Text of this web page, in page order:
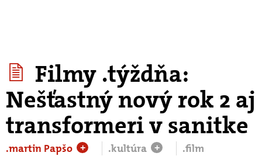
Filmy .týždňa:
Nešťastný nový rok 2 aj
transformeri v sanitke
.martin Papšo + .kultúra + .film